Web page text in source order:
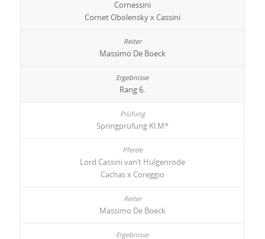
Cornessini
Cornet Obolensky x Cassini
Massimo De Boeck
Rang 6.
Springprüfung Kl.M*
Lord Cassini van’t Hulgenrode
Cachas x Coreggio
Massimo De Boeck